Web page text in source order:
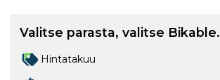
Valitse parasta, valitse Bikable.
Hintatakuu